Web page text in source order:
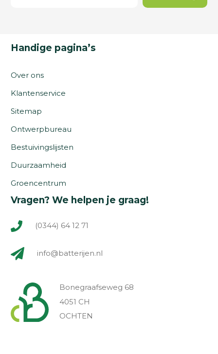
Handige pagina’s
Over ons
Klantenservice
Sitemap
Ontwerpbureau
Bestuivingslijsten
Duurzaamheid
Groencentrum
Vragen? We helpen je graag!
(0344) 64 12 71
info@batterijen.nl
Bonegraafseweg 68
4051 CH
OCHTEN